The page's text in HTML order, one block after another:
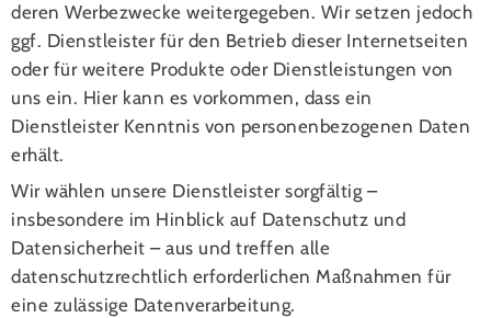
deren Werbezwecke weitergegeben. Wir setzen jedoch
ggf. Dienstleister für den Betrieb dieser Internetseiten
oder für weitere Produkte oder Dienstleistungen von
uns ein. Hier kann es vorkommen, dass ein
Dienstleister Kenntnis von personenbezogenen Daten
erhält.
Wir wählen unsere Dienstleister sorgfältig –
insbesondere im Hinblick auf Datenschutz und
Datensicherheit – aus und treffen alle
datenschutzrechtlich erforderlichen Maßnahmen für
eine zulässige Datenverarbeitung.